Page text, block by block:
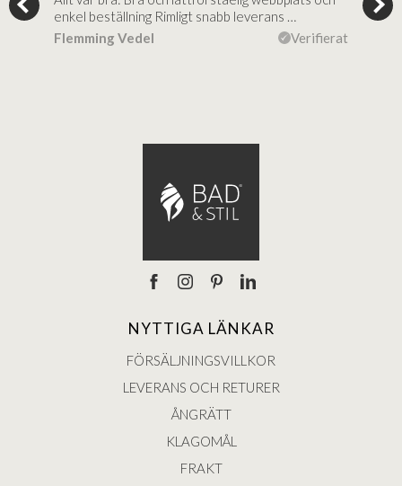
enkel beställning Rimligt snabb leverans …
Flemming Vedel
Verifierat
NYTTIGA LÄNKAR
FÖRSÄLJNINGSVILLKOR
LEVERANS OCH RETURER
ÅNGRÄTT
KLAGOMÅL
FRAKT